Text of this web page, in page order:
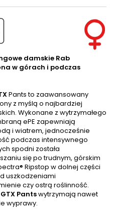
damskie Rab
w górach i podczas
Pants to zaawansowany
z myślą o najbardziej
Wykonane z wytrzymałego
ePE zapewniają
i wiatrem, jednocześnie
podczas intensywnego
spodni została
się po trudnym, górskim
Ripstop w dolnej części
uszkodzeniami
czy ostrą roślinność.
Pantswytrzymają nawet
wyprawy.